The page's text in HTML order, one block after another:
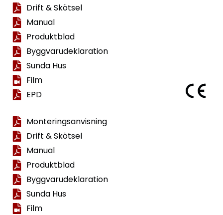
Drift & Skötsel
Manual
Produktblad
Byggvarudeklaration
Sunda Hus
Film
EPD
Monteringsanvisning
Drift & Skötsel
Manual
Produktblad
Byggvarudeklaration
Sunda Hus
Film